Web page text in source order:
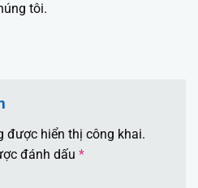
tôi.
được hiển thị công khai.
đánh dấu *